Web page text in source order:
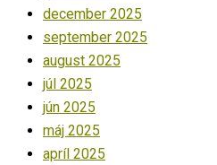
december 2025
september 2025
august 2025
júl 2025
jún 2025
máj 2025
apríl 2025